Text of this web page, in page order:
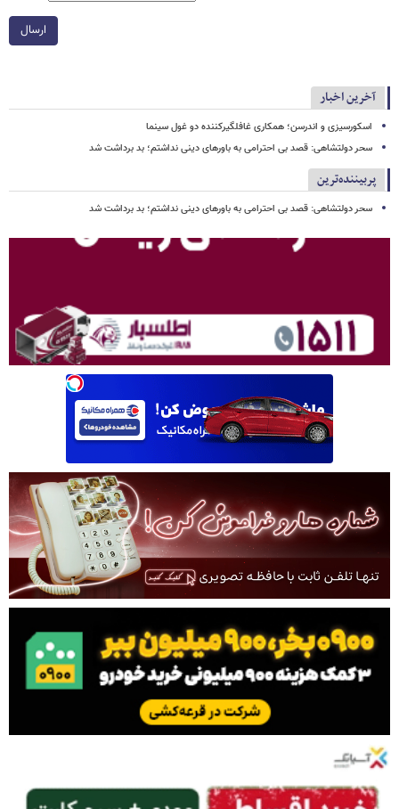
ارسال
آخرین اخبار
اسکورسیزی و اندرسن؛ همکاری غافلگیرکننده دو غول سینما
سحر دولتشاهی: قصد بی احترامی به باورهای دینی نداشتم؛ بد برداشت شد
پربیننده‌ترین
سحر دولتشاهی: قصد بی احترامی به باورهای دینی نداشتم؛ بد برداشت شد